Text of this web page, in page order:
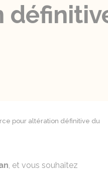
pour altération définitive du
, et vous souhaitez